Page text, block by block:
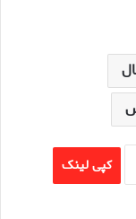
کپی لینک